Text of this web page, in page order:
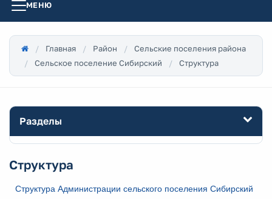
МЕНЮ
Главная Район
Сельские поселения района
Сельское поселение Сибирский
Структура
Разделы
Структура
Структура Администрации сельского поселения Сибирский